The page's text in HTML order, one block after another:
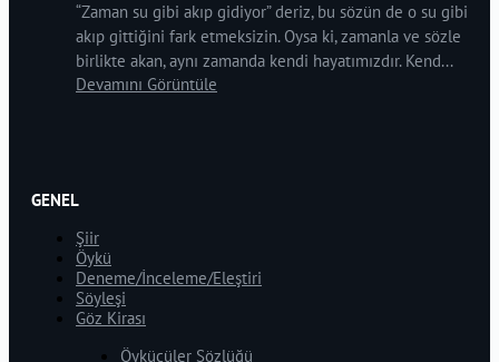
“Zaman su gibi akıp gidiyor” deriz, bu sözün de o su gibi
akıp gittiğini fark etmeksizin. Oysa ki, zamanla ve sözle
birlikte akan, aynı zamanda kendi hayatımızdır. Kend...
Devamını Görüntüle
GENEL
Şiir
Öykü
Deneme/İnceleme/Eleştiri
Söyleşi
Göz Kirası
Öykücüler Sözlüğü